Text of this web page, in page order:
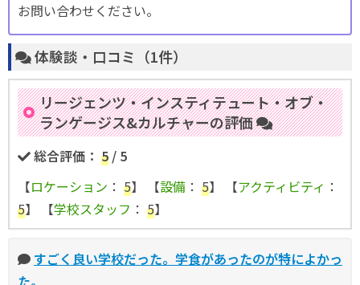
お問い合わせください。
体験談・口コミ（1件）
リージェンツ・インスティテュート・オブ・
ランゲージス&カルチャーの評価
総合評価： 5 / 5
【ロケーション ： 5】 【設備 ： 5】 【アクティビティ ：
5】 【学校スタッフ ： 5】
すごく良い学校だった。学食があったのが特によかっ
た。